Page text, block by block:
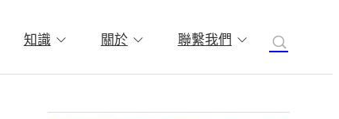
知識 關於 聯繫我們